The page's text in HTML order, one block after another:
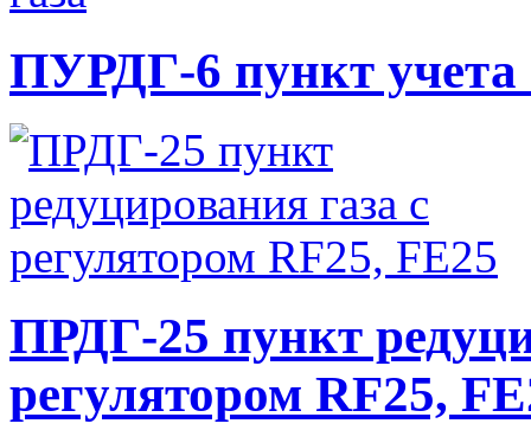
ПУРДГ-6 пункт учета
ПРДГ-25 пункт
регулятором RF25,